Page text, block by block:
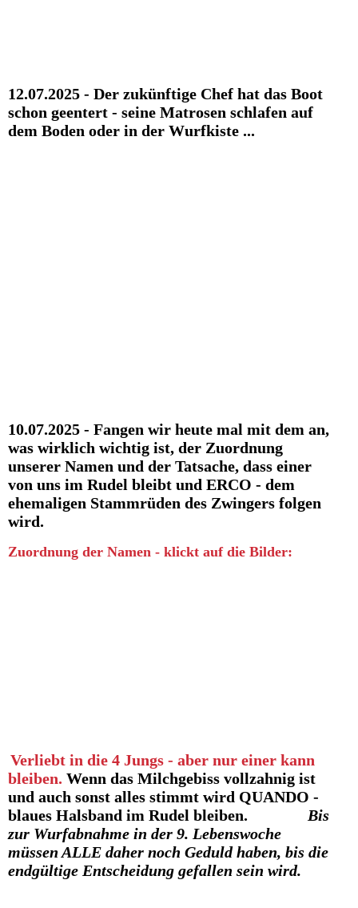
12.07.2025 - Der zukünftige Chef hat das Boot
schon geentert - seine Matrosen schlafen auf
dem Boden oder in der Wurfkiste ...
10.07.2025 - Fangen wir heute mal mit dem an,
was wirklich wichtig ist, der Zuordnung
unserer Namen und der Tatsache, dass einer
von uns im Rudel bleibt und ERCO - dem
ehemaligen Stammrüden des Zwingers folgen
wird.
Zuordnung der Namen - klickt auf die Bilder:
Verliebt in die 4 Jungs - aber nur einer kann
bleiben. Wenn das Milchgebiss vollzahnig ist
und auch sonst alles stimmt wird QUANDO -
blaues Halsband im Rudel bleiben. Bis
zur Wurfabnahme in der 9. Lebenswoche
müssen ALLE daher noch Geduld haben, bis die
endgültige Entscheidung gefallen sein wird.